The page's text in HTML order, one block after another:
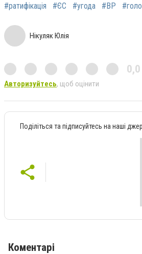
#ратифікація #ЄС #угода #ВР
Нікуляк Юлія
0,0
Авторизуйтесь, щоб оцінити
Поділіться та підписуйтесь на наші
Коментарі